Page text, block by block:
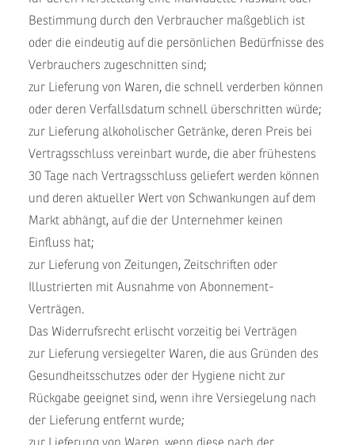
Bestimmung durch den Verbraucher maßgeblich ist
oder die eindeutig auf die persönlichen Bedürfnisse des
Verbrauchers zugeschnitten sind;
zur Lieferung von Waren, die schnell verderben können
oder deren Verfallsdatum schnell überschritten würde;
zur Lieferung alkoholischer Getränke, deren Preis bei
Vertragsschluss vereinbart wurde, die aber frühestens
30 Tage nach Vertragsschluss geliefert werden können
und deren aktueller Wert von Schwankungen auf dem
Markt abhängt, auf die der Unternehmer keinen
Einfluss hat;
zur Lieferung von Zeitungen, Zeitschriften oder
Illustrierten mit Ausnahme von Abonnement-
Verträgen.
Das Widerrufsrecht erlischt vorzeitig bei Verträgen
zur Lieferung versiegelter Waren, die aus Gründen des
Gesundheitsschutzes oder der Hygiene nicht zur
Rückgabe geeignet sind, wenn ihre Versiegelung nach
der Lieferung entfernt wurde;